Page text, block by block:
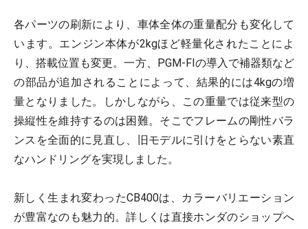
各パーツの刷新により、車体全体の重量配分も変化して
います。エンジン本体が2kgほど軽量化されたことによ
り、搭載位置も変更。一方、PGM-FIの導入で補器類など
の部品が追加されることによって、結果的には4kgの増
量となりました。しかしながら、この重量では従来型の
操縦性を維持するのは困難。そこでフレームの剛性バラ
ンスを全面的に見直し、旧モデルに引けをとらない素直
なハンドリングを実現しました。
新しく生まれ変わったCB400は、カラーバリエーション
が豊富なのも魅力的。詳しくは直接ホンダのショップへ